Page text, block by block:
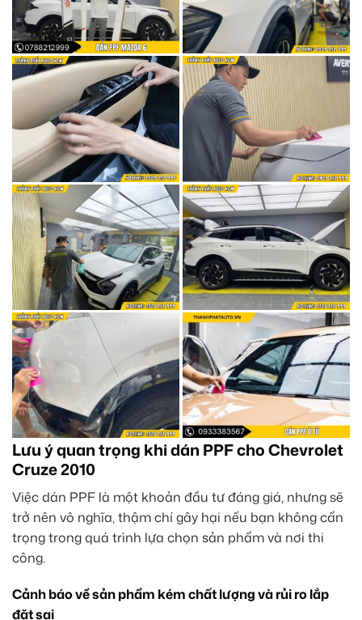
Lưu ý quan trọng khi dán PPF cho Chevrolet
Cruze 2010
Việc dán PPF là một khoản đầu tư đáng giá, nhưng sẽ
trở nên vô nghĩa, thậm chí gây hại nếu bạn không cẩn
trọng trong quá trình lựa chọn sản phẩm và nơi thi
công.
Cảnh báo về sản phẩm kém chất lượng và rủi ro lắp
đặt sai